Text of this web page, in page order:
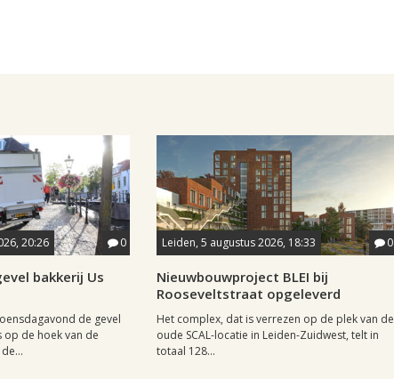
20:26 0
bakkerij Us
de gevel
op de hoek van de
Leiden, 5 augustus 2026, 18:33 0
Nieuwbouwproject BLEI bij
Rooseveltstraat opgeleverd
Het complex, dat is verrezen op de plek van de
oude SCAL-locatie in Leiden-Zuidwest, telt in
totaal 128...